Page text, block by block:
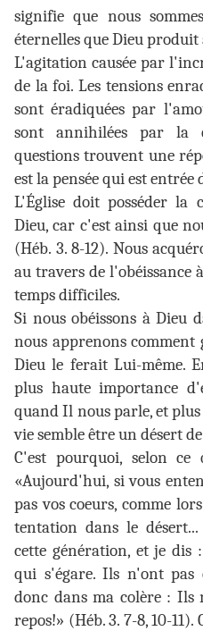
signifie que nous
éternelles que Dieu produit
L'agitation causée par
de la foi. Les tensions
sont éradiquées par
sont annihilées par la
questions trouvent une
est la pensée qui est entrée
L'Église doit posséder la
Dieu, car c'est ainsi que
(Héb. 3. 8-12). Nous
au travers de l'obéissance
temps difficiles.
Si nous obéissons à Dieu
nous apprenons comment
Dieu le ferait Lui-même.
plus haute importance
quand Il nous parle, et
vie semble être un désert
C'est pourquoi, selon
«Aujourd'hui, si vous
pas vos coeurs, comme
tentation dans le
cette génération, et je
qui s'égare. Ils n'ont pas
donc dans ma colère :
repos!» (Héb. 3. 7-8, 10-